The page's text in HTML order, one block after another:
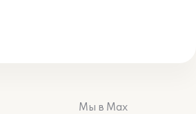
Мы в Max